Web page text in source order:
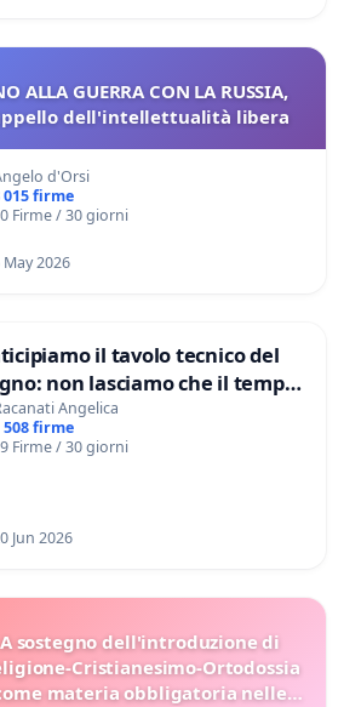
ALLA GUERRA CON LA RUSSIA,
dell'intellettualità libera
d'Orsi
015 firme
Firme / 30 giorni
May 2026
il tavolo tecnico del
non lasciamo che il tempo
le ricerche di Domenico
Angelica
508 firme
Firme / 30 giorni
Jun 2026
A sostegno dell'introduzione di
Cristianesimo-Ortodossia
materia obbligatoria nelle